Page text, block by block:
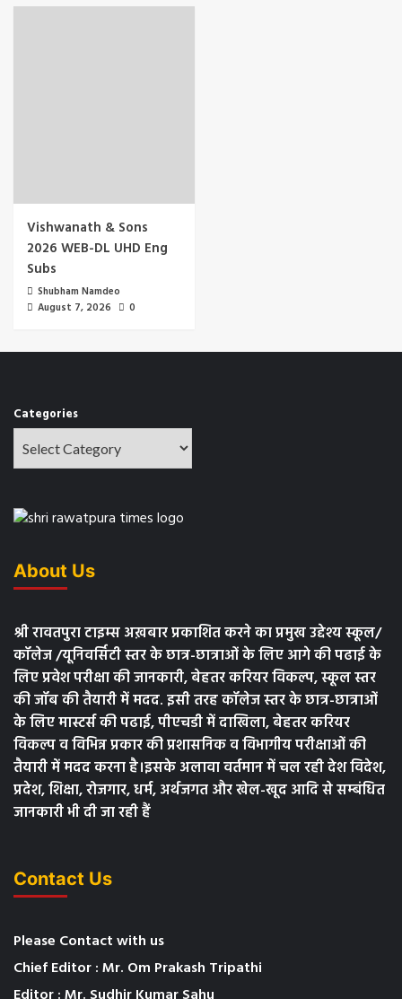
Vishwanath & Sons
2026 WEB-DL UHD Eng
Subs
Shubham Namdeo
August 7, 2026
0
Categories
About Us
श्री रावतपुरा टाइम्स अख़बार प्रकाशित करने का प्रमुख उद्देश्य स्कूल/
कॉलेज /यूनिवर्सिटी स्तर के छात्र-छात्राओं के लिए आगे की पढाई के
लिए प्रवेश परीक्षा की जानकारी, बेहतर करियर विकल्प, स्कूल स्तर
की जॉब की तैयारी में मदद. इसी तरह कॉलेज स्तर के छात्र-छात्राओं
के लिए मास्टर्स की पढाई, पीएचडी में दाखिला, बेहतर करियर
विकल्प व विभिन्न प्रकार की प्रशासनिक व विभागीय परीक्षाओं की
तैयारी में मदद करना है।इसके अलावा वर्तमान में चल रही देश विदेश,
प्रदेश, शिक्षा, रोजगार, धर्म, अर्थजगत और खेल-खूद आदि से सम्बंधित
जानकारी भी दी जा रही हैं
Contact Us
Please Contact with us
Chief Editor : Mr. Om Prakash Tripathi